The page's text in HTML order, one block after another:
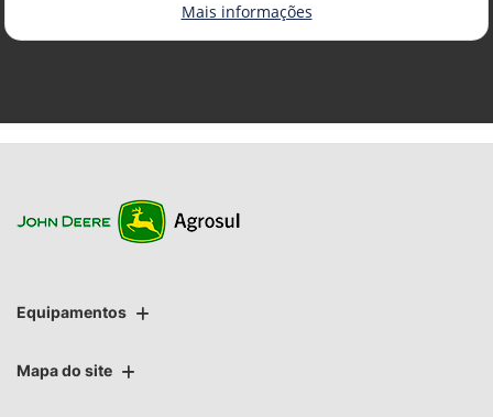
Mais informações
Equipamentos
Mapa do site